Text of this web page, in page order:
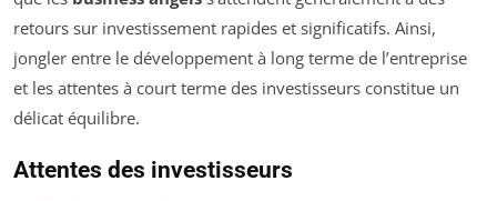
retours sur investissement rapides et significatifs. Ainsi,
jongler entre le développement à long terme de l’entreprise
et les attentes à court terme des investisseurs constitue un
délicat équilibre.
Attentes des investisseurs